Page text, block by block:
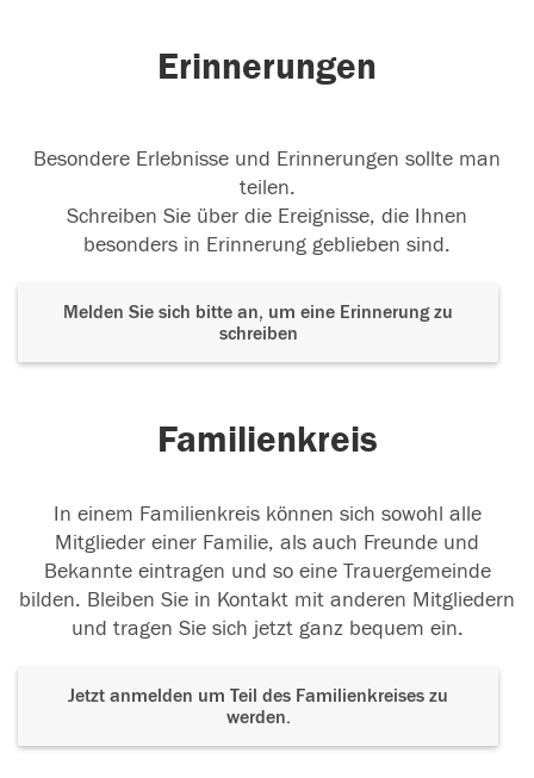
Erinnerungen
Besondere Erlebnisse und Erinnerungen sollte man
teilen.
Schreiben Sie über die Ereignisse, die Ihnen
besonders in Erinnerung geblieben sind.
Melden Sie sich bitte an, um eine Erinnerung zu
schreiben
Familienkreis
In einem Familienkreis können sich sowohl alle
Mitglieder einer Familie, als auch Freunde und
Bekannte eintragen und so eine Trauergemeinde
bilden. Bleiben Sie in Kontakt mit anderen Mitgliedern
und tragen Sie sich jetzt ganz bequem ein.
Jetzt anmelden um Teil des Familienkreises zu
werden.